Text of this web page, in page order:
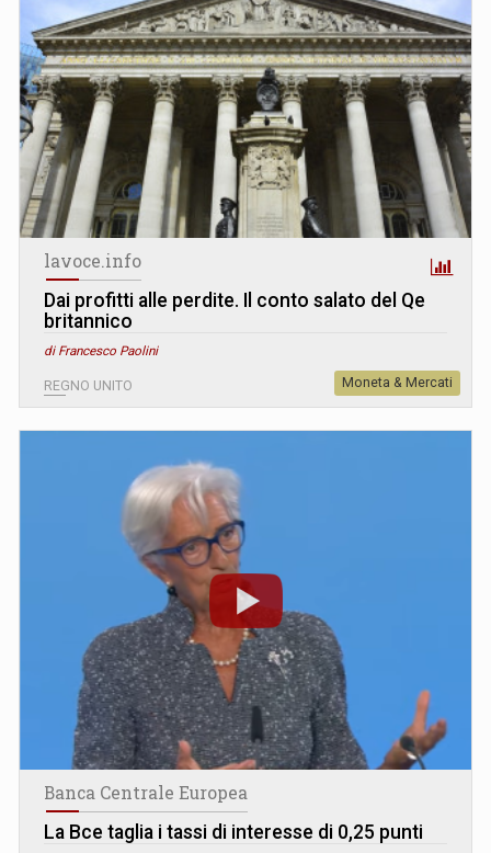
lavoce.info
Dai profitti alle perdite. Il conto salato del Qe
britannico
di Francesco Paolini
REGNO UNITO Moneta & Mercati
Banca Centrale Europea
La Bce taglia i tassi di interesse di 0,25 punti